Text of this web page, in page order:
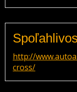
http://
cross/